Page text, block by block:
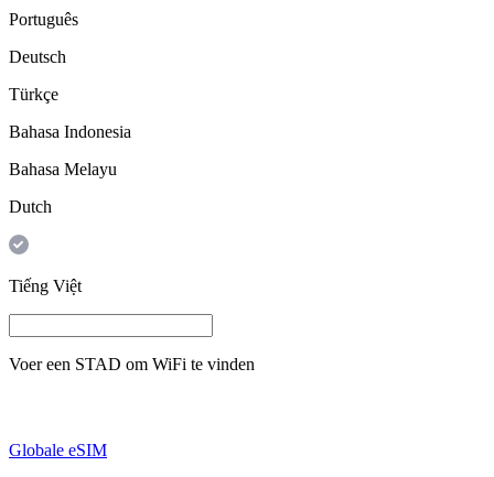
Português
Deutsch
Türkçe
Bahasa Indonesia
Bahasa Melayu
Dutch
Tiếng Việt
Voer een STAD om WiFi te vinden
Globale eSIM